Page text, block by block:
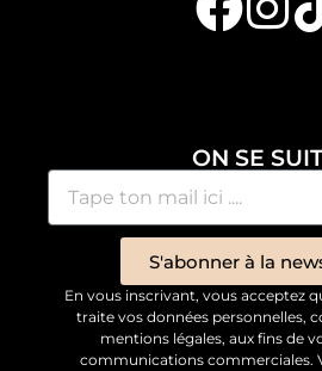
ON SE
S'abonner à la
En vous inscrivant, vous acceptez
traite vos données personnelles,
mentions légales, aux fins de
communications commerciales.